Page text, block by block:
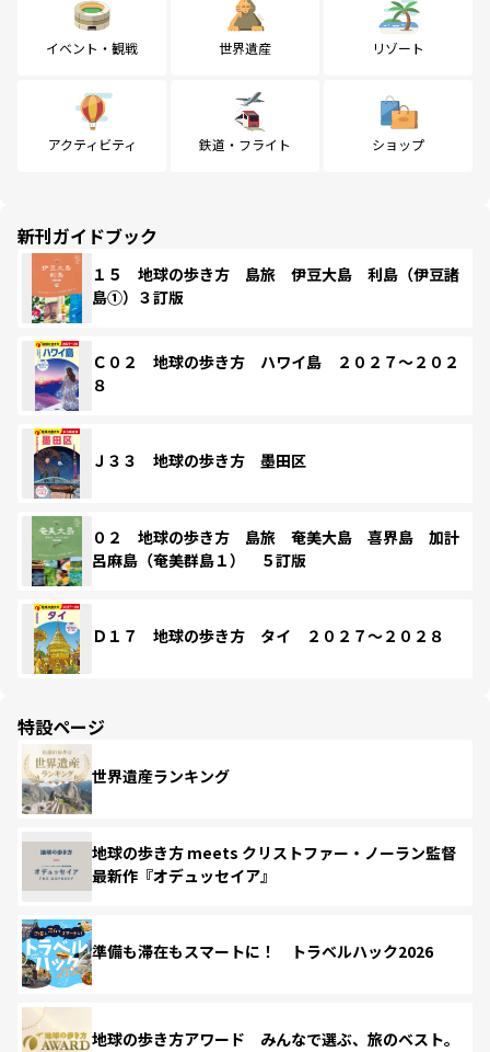
イベント・観戦 世界遺産 リゾート
アクティビティ 鉄道・フライト ショップ
新刊ガイドブック
１５ 地球の歩き方 島旅 伊豆大島 利島（伊豆諸
島①）３訂版
Ｃ０２ 地球の歩き方 ハワイ島 ２０２７～２０２
８
Ｊ３３ 地球の歩き方 墨田区
０２ 地球の歩き方 島旅 奄美大島 喜界島 加計
呂麻島（奄美群島１） ５訂版
Ｄ１７ 地球の歩き方 タイ ２０２７～２０２８
特設ページ
世界遺産ランキング
地球の歩き方 meets クリストファー・ノーラン監督
最新作『オデュッセイア』
準備も滞在もスマートに！ トラベルハック2026
地球の歩き方アワード みんなで選ぶ、旅のベスト。